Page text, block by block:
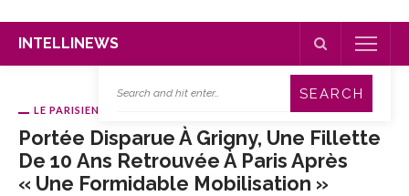
INTELLINEWS
LE PARISIEN
Portée Disparue À Grigny, Une Fillette
De 10 Ans Retrouvée À Paris Après
« Une Formidable Mobilisation »